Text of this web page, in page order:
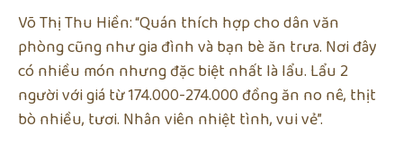
Võ Thị Thu Hiền: “Quán thích hợp cho dân văn
phòng cũng như gia đình và bạn bè ăn trưa. Nơi đây
có nhiều món nhưng đặc biệt nhất là lẩu. Lẩu 2
người với giá từ 174.000-274.000 đồng ăn no nê, thịt
bò nhiều, tươi. Nhân viên nhiệt tình, vui vẻ”.